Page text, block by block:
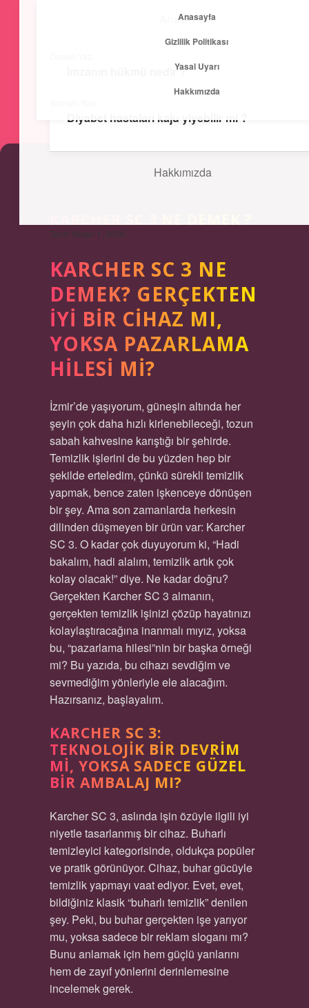
Anasayfa
Gizlilik Politikası
Yasal Uyarı
Hakkımızda
Kısa ve Öz
Tarih: Nisan 1, 2026
KARCHER SC 3 NE
DEMEK? GERÇEKTEN
İYI BIR CIHAZ MI,
YOKSA PAZARLAMA
HILESI MI?
İzmir’de yaşıyorum, güneşin altında her
şeyin çok daha hızlı kirlenebileceği, tozun
sabah kahvesine karıştığı bir şehirde.
Temizlik işlerini de bu yüzden hep bir
şekilde erteledim, çünkü sürekli temizlik
yapmak, bence zaten işkenceye dönüşen
bir şey. Ama son zamanlarda herkesin
dilinden düşmeyen bir ürün var: Karcher
SC 3. O kadar çok duyuyorum ki, “Hadi
bakalım, hadi alalım, temizlik artık çok
kolay olacak!” diye. Ne kadar doğru?
Gerçekten Karcher SC 3 almanın,
gerçekten temizlik işinizi çözüp hayatınızı
kolaylaştıracağına inanmalı mıyız, yoksa
bu, “pazarlama hilesi”nin bir başka örneği
mi? Bu yazıda, bu cihazı sevdiğim ve
sevmediğim yönleriyle ele alacağım.
Hazırsanız, başlayalım.
KARCHER SC 3:
TEKNOLOJIK BIR DEVRIM
MI, YOKSA SADECE GÜZEL
BIR AMBALAJ MI?
Karcher SC 3, aslında işin özüyle ilgili iyi
niyetle tasarlanmış bir cihaz. Buharlı
temizleyici kategorisinde, oldukça popüler
ve pratik görünüyor. Cihaz, buhar gücüyle
temizlik yapmayı vaat ediyor. Evet, evet,
bildiğiniz klasik “buharlı temizlik” denilen
şey. Peki, bu buhar gerçekten işe yarıyor
mu, yoksa sadece bir reklam sloganı mı?
Bunu anlamak için hem güçlü yanlarını
hem de zayıf yönlerini derinlemesine
incelemek gerek.
İmzanın hükmü nedir ?
Diyabet hastaları kaju yiyebilir mi ?
Anasayfa
Gizlilik Politikası
Yasal Uyarı
Hakkımızda